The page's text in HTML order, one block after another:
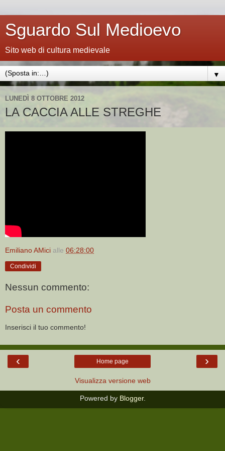
Sguardo Sul Medioevo
Sito web di cultura medievale
▼
LUNEDÌ 8 OTTOBRE 2012
LA CACCIA ALLE STREGHE
Emiliano AMici alle 06:28:00
Condividi
Nessun commento:
Posta un commento
Inserisci il tuo commento!
‹ ›
Home page
Visualizza versione web
Powered by Blogger.